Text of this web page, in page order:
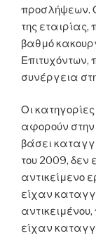
προσλήψεων.
της εταιρίας,
βαθμό
Επιτυχόντων,
συνέργεια
Οι
αφορούν
βάσει
του 2009, δεν
αντικείμενο
είχαν
είχαν